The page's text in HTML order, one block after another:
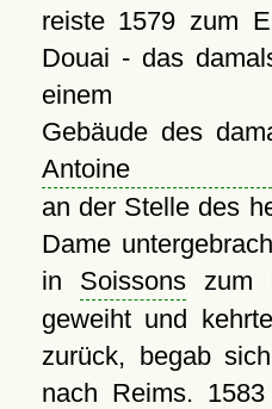
reiste 1579 zum
Douai - das
einem
Gebäude des
Antoine
an der Stelle des
Dame
in Soissonszum
geweiht und
zurück, begab
nach Reims.